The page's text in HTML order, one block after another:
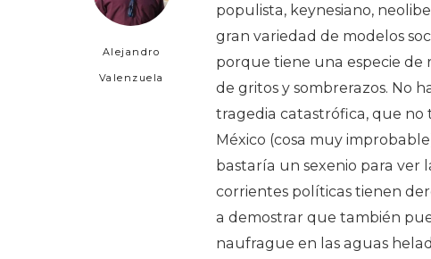
Alejandro
Valenzuela
populista, keynesiano,
gran variedad de modelos
porque tiene una especie de
de gritos y sombrerazos. No
tragedia catastrófica, que no
México (cosa muy
bastaría un sexenio para ver
corrientes políticas tienen
a demostrar que también
naufrague en las aguas